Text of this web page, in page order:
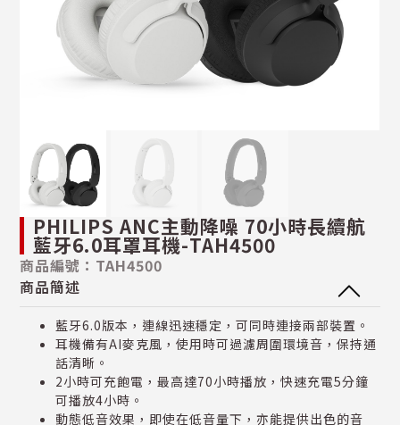
PHILIPS ANC主動降噪 70小時長續航
藍牙6.0耳罩耳機-TAH4500
商品編號：TAH4500
商品簡述
藍牙6.0版本，連線迅速穩定，可同時連接兩部裝置。
耳機備有AI麥克風，使用時可過濾周圍環境音，保持通
話清晰。
2小時可充飽電，最高達70小時播放，快速充電5分鐘
可播放4小時。
動態低音效果，即使在低音量下，亦能提供出色的音